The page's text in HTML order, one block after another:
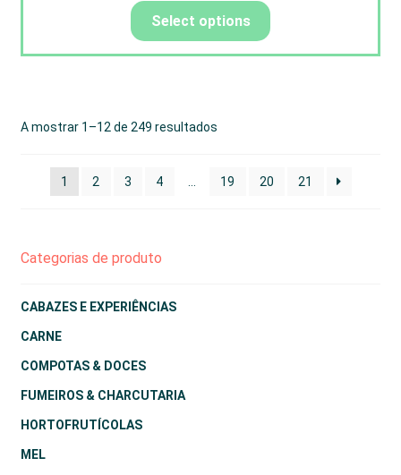
Select options
A mostrar 1–12 de 249 resultados
1 2 3 4 19 20 21
Categorias de produto
CABAZES E EXPERIÊNCIAS
CARNE
COMPOTAS & DOCES
FUMEIROS & CHARCUTARIA
HORTOFRUTÍCOLAS
MEL